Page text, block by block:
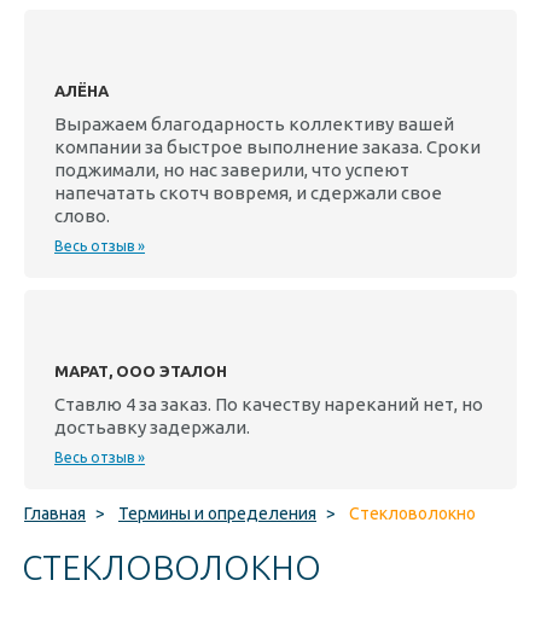
АЛЁНА
Выражаем благодарность коллективу вашей
компании за быстрое выполнение заказа. Сроки
поджимали, но нас заверили, что успеют
напечатать скотч вовремя, и сдержали свое
слово.
Весь отзыв »
МАРАТ, ООО ЭТАЛОН
Ставлю 4 за заказ. По качеству нареканий нет, но
достьавку задержали.
Весь отзыв »
Главная > Термины и определения > Стекловолокно
СТЕКЛОВОЛОКНО